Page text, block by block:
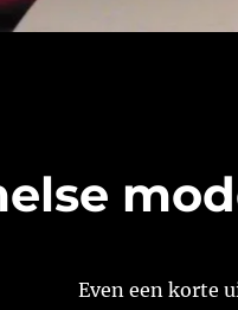
Even een korte